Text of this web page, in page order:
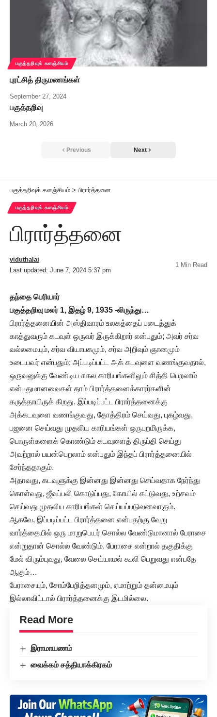
பகுத்தறிவுக் களஞ்சியம்
புரட்சித் திருமணங்கள்
September 27, 2024
பகுத்தறிவு
March 20, 2026
Previous Next
பகுத்தறிவுக் களஞ்சியம் > பிரார்த்தனை
பகுத்தறிவுக் களஞ்சியம்
பிரார்த்தனை
Last updated: June 7, 2024 5:37 pm
viduthalai
1 Min Read
தந்தை பெரியார்
பகுத்தறிவு மலர் 1, இதழ் 9, 1935 -லிருந்து…
பிரார்த்தனையின் அஸ்திவாரம் உலகத்தைப் படைத்துக்
காத்துவரும் கடவுள் ஒருவர் இருக்கிறார் என்பதும்; அவர் சர்வ
வல்லமையும், சர்வ வியாபகமும், சர்வ அறிவும் ஞானமும்
உடையவர் என்பதும்; அப்படிப்பட்ட அக் கடவுளை வணங்குவதால்,
ஒருவனுக்கு வேண்டிய சகல காரியங்களிலும் சித்தி பெறலாம்
என்பதுமானவைகள் தாம் பிரார்த்தனைக்காரர்களின்
கருத்தாயிருக் கிறது. இப்படிப்பட்ட பிரார்த்தனைக்கு
அக்கடவுளை வணங்குவது, தோத்திரம் செய்வது, புகழ்வது,
பஜனை செய்வது முதலிய காரியங்கள் ஒருபுறமிருக்க,
பொருள்களைக் கொண்டும் கடவுளைத் திருப்தி செய்து
அவற்றால் பயன்பெறலாம் என்பதும் இந்தப் பிரார்த்தனையில்
சேர்ந்ததாகும்.
அதாவது, கடவுளுக்கு இன்னது இன்னது செய்வதாக நேர்ந்து
கொள்வது, ஜீவப்பலி கொடுப்பது, கோயில் கட்டுவது, உற்சவம்
செய்வது முதலிய காரியங்கள் செய்யப்படுவனவாகும்.
ஆகவே, இப்படிப்பட்ட பிரார்த்தனை என்பதற்கு வேறு
வார்த்தையில் ஒரு மாறுபெயர் சொல்ல வேண்டுமானால் பேராசை
என்றுதான் சொல்ல வேண்டும். பேராசை என்றால் தகுதிக்கு
மேல் விரும்புவது, வேலை செய்யாமல் கூலி பெறுவது என்பதே
ஆகும்…
பேராசையும், சோம்பேறித்தனமும், ஏமாற்றும் தன்மையும்
இல்லாவிட்டால் பிரார்த்தனைக்கு இடமில்லை.
Read More
இராமாயணம்
வைக்கம் சத்தியாக்கிரகம்